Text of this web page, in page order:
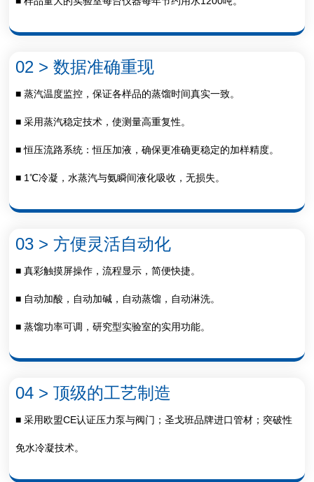
02 > 数据准确重现
■ 蒸汽温度监控，保证各样品的蒸馏时间真实一致。
■ 采用蒸汽稳定技术，使测量高重复性。
■ 恒压流路系统：恒压加液，确保更准确更稳定的加样精度。
■ 1℃冷凝，水蒸汽与氨瞬间液化吸收，无损失。
03 > 方便灵活自动化
■ 真彩触摸屏操作，流程显示，简便快捷。
■ 自动加酸，自动加碱，自动蒸馏，自动淋洗。
■ 蒸馏功率可调，研究型实验室的实用功能。
04 > 顶级的工艺制造
■ 采用欧盟CE认证压力泵与阀门；圣戈班品牌进口管材；突破性
免水冷凝技术。